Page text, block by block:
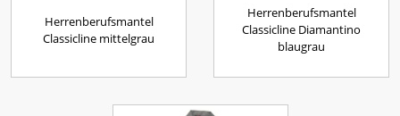
Herrenberufsmantel
Classicline mittelgrau
Herrenberufsmantel
Classicline Diamantino
blaugrau